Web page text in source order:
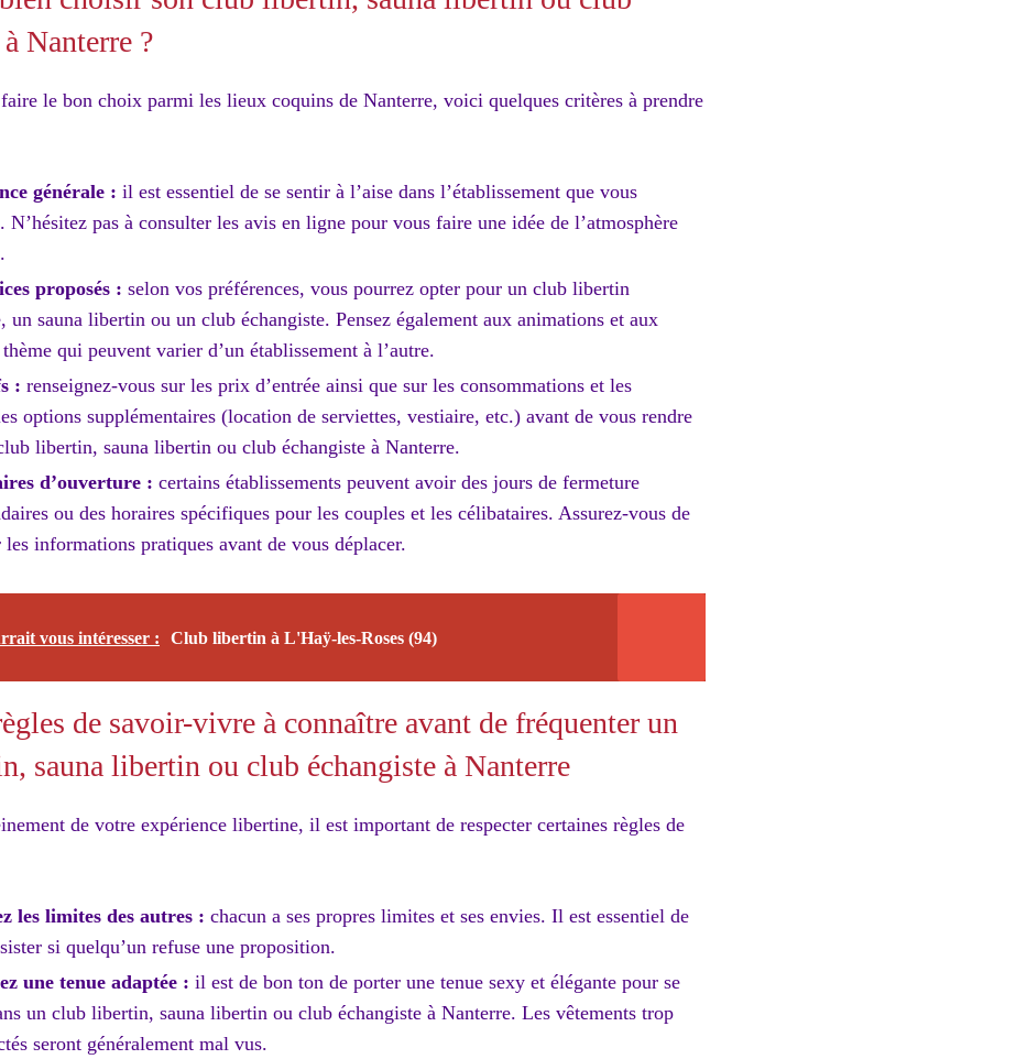
Nanterre ?
le bon choix parmi les lieux coquins de Nanterre, voici quelques critères à prendre
générale : il est essentiel de se sentir à l’aise dans l’établissement que vous
N’hésitez pas à consulter les avis en ligne pour vous faire une idée de l’atmosphère
proposés : selon vos préférences, vous pourrez opter pour un club libertin
un sauna libertin ou un club échangiste. Pensez également aux animations et aux
qui peuvent varier d’un établissement à l’autre.
: renseignez-vous sur les prix d’entrée ainsi que sur les consommations et les
options supplémentaires (location de serviettes, vestiaire, etc.) avant de vous rendre
libertin, sauna libertin ou club échangiste à Nanterre.
d’ouverture : certains établissements peuvent avoir des jours de fermeture
ou des horaires spécifiques pour les couples et les célibataires. Assurez-vous de
les informations pratiques avant de vous déplacer.
vous intéresser : Club libertin à L'Haÿ-les-Roses (94)
de savoir-vivre à connaître avant de fréquenter un
sauna libertin ou club échangiste à Nanterre
de votre expérience libertine, il est important de respecter certaines règles de
les limites des autres : chacun a ses propres limites et ses envies. Il est essentiel de
si quelqu’un refuse une proposition.
une tenue adaptée : il est de bon ton de porter une tenue sexy et élégante pour se
un club libertin, sauna libertin ou club échangiste à Nanterre. Les vêtements trop
seront généralement mal vus.